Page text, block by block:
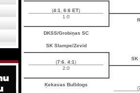
(4:1 ,6:6 ET)
1:0
DKSS/Grobiņas SC
SK Slampe/Zevid
(7:6 ,4:1)
2:0
SK
Ķekavas Bulldogs
(